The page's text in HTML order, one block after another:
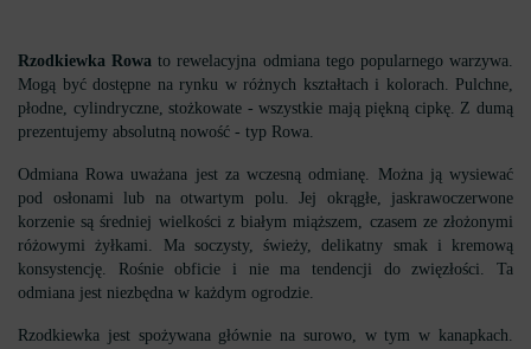
Rzodkiewka Rowa to rewelacyjna odmiana tego popularnego warzywa.
Mogą być dostępne na rynku w różnych kształtach i kolorach. Pulchne,
płodne, cylindryczne, stożkowate - wszystkie mają piękną cipkę. Z dumą
prezentujemy absolutną nowość - typ Rowa.
Odmiana Rowa uważana jest za wczesną odmianę.
Można ją wysiewać
pod osłonami lub na otwartym polu. Jej okrągłe, jaskrawoczerwone
korzenie są średniej wielkości z białym miąższem, czasem ze złożonymi
różowymi żyłkami.
Ma soczysty, świeży, delikatny smak i kremową
konsystencję.
Rośnie obficie i nie ma tendencji do zwięzłości.Ta
odmiana jest niezbędna w każdym ogrodzie.
Rzodkiewka jest spożywana głównie na surowo, w tym w kanapkach.